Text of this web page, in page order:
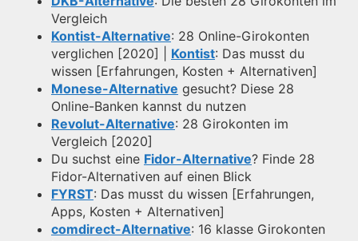
Vergleich
Kontist-Alternative: 28 Online-Girokonten
verglichen [2020] | Kontist: Das musst du
wissen [Erfahrungen, Kosten + Alternativen]
Monese-Alternative gesucht? Diese 28
Online-Banken kannst du nutzen
Revolut-Alternative: 28 Girokonten im
Vergleich [2020]
Du suchst eine Fidor-Alternative? Finde 28
Fidor-Alternativen auf einen Blick
FYRST: Das musst du wissen [Erfahrungen,
Apps, Kosten + Alternativen]
comdirect-Alternative: 16 klasse Girokonten